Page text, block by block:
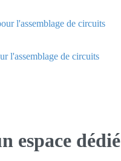
l'assemblage de circuits
l'assemblage de circuits
espace dédié